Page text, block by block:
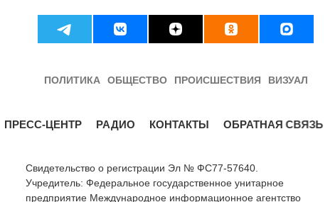
ПОЛИТИКА ОБЩЕСТВО ПРОИСШЕСТВИЯ ВИЗУАЛ
ПРЕСС-ЦЕНТР РАДИО КОНТАКТЫ ОБРАТНАЯ СВЯЗЬ
Свидетельство о регистрации Эл № ФС77-57640.
Учредитель: Федеральное государственное унитарное
предприятие Международное информационное агентство